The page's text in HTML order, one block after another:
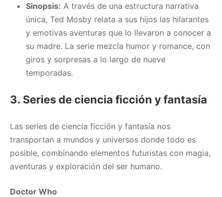
Sinopsis: A través de una estructura narrativa
única, Ted Mosby relata a sus hijos las hilarantes
y emotivas aventuras que lo llevaron a conocer a
su madre. La serie mezcla humor y romance, con
giros y sorpresas a lo largo de nueve
temporadas.
3. Series de ciencia ficción y fantasía
Las series de ciencia ficción y fantasía nos
transportan a mundos y universos donde todo es
posible, combinando elementos futuristas con magia,
aventuras y exploración del ser humano.
Doctor Who